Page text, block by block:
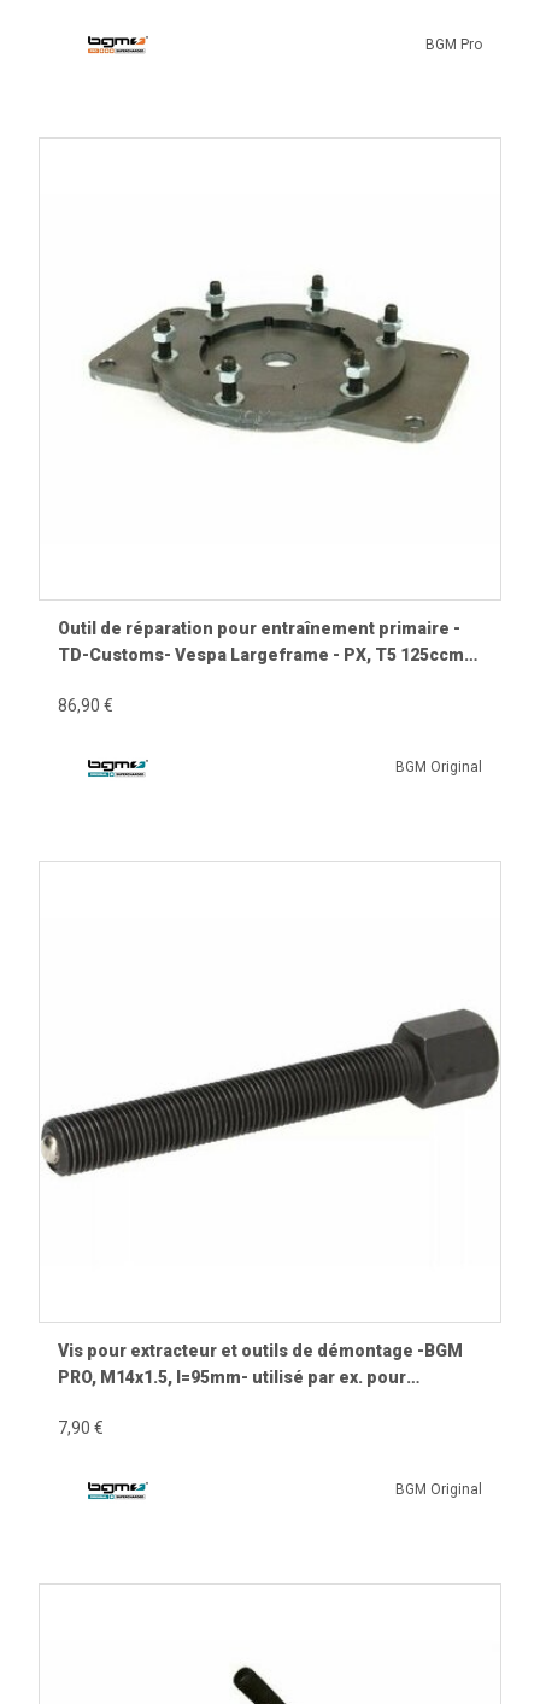
BGM Pro
Outil de réparation pour entraînement primaire -
TD-Customs- Vespa Largeframe - PX, T5 125ccm,
VBC, VNC (ab11001), GS160/GS4, SS180 - utilisé
86,90 €
BGM Original
Vis pour extracteur et outils de démontage -BGM
PRO, M14x1.5, l=95mm- utilisé par ex. pour
7,90 €
BGM Original